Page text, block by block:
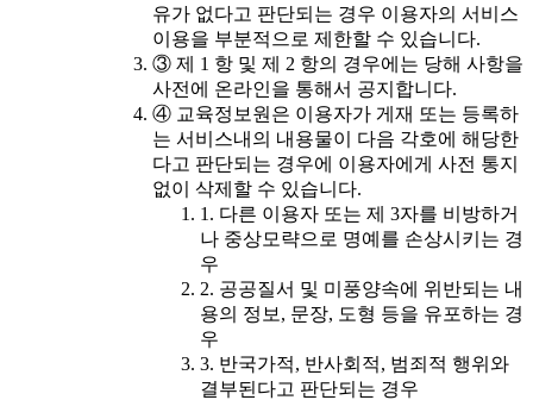
유가 없다고 판단되는 경우 이용자의 서비스
이용을 부분적으로 제한할 수 있습니다.
③ 제 1 항 및 제 2 항의 경우에는 당해 사항을
사전에 온라인을 통해서 공지합니다.
④ 교육정보원은 이용자가 게재 또는 등록하
는 서비스내의 내용물이 다음 각호에 해당한
다고 판단되는 경우에 이용자에게 사전 통지
없이 삭제할 수 있습니다.
1. 다른 이용자 또는 제 3자를 비방하거
나 중상모략으로 명예를 손상시키는 경
우
2. 공공질서 및 미풍양속에 위반되는 내
용의 정보, 문장, 도형 등을 유포하는 경
우
3. 반국가적, 반사회적, 범죄적 행위와
결부된다고 판단되는 경우